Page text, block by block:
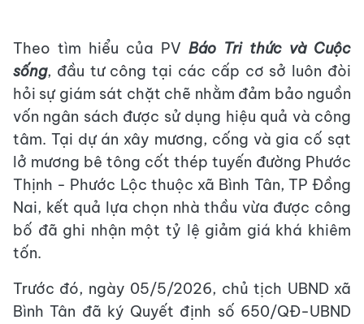
Theo tìm hiểu của PV Báo Tri thức và Cuộc
sống, đầu tư công tại các cấp cơ sở luôn đòi
hỏi sự giám sát chặt chẽ nhằm đảm bảo nguồn
vốn ngân sách được sử dụng hiệu quả và công
tâm. Tại dự án xây mương, cống và gia cố sạt
lở mương bê tông cốt thép tuyến đường Phước
Thịnh - Phước Lộc thuộc xã Bình Tân, TP Đồng
Nai, kết quả lựa chọn nhà thầu vừa được công
bố đã ghi nhận một tỷ lệ giảm giá khá khiêm
tốn.
Trước đó, ngày 05/5/2026, chủ tịch UBND xã
Bình Tân đã ký Quyết định số 650/QĐ-UBND